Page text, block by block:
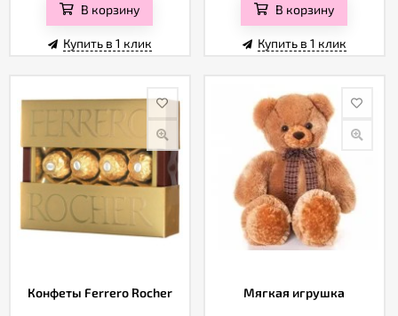
В корзину
Купить в 1 клик
В корзину
Купить в 1 клик
Конфеты Ferrero Rocher Мягкая игрушка